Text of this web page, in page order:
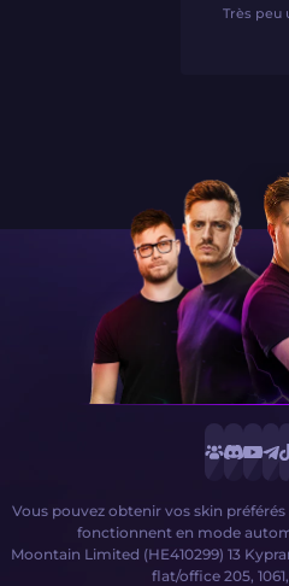
Très peu
Vous pouvez obtenir vos skin
fonctionnent en mode
Moontain Limited (HE410299) 13
flat/office 205,